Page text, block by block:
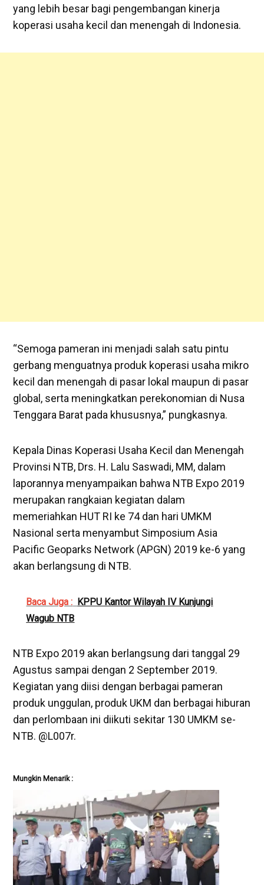
yang lebih besar bagi pengembangan kinerja
koperasi usaha kecil dan menengah di Indonesia.
“Semoga pameran ini menjadi salah satu pintu
gerbang menguatnya produk koperasi usaha mikro
kecil dan menengah di pasar lokal maupun di pasar
global, serta meningkatkan perekonomian di Nusa
Tenggara Barat pada khususnya,” pungkasnya.
Kepala Dinas Koperasi Usaha Kecil dan Menengah
Provinsi NTB, Drs. H. Lalu Saswadi, MM, dalam
laporannya menyampaikan bahwa NTB Expo 2019
merupakan rangkaian kegiatan dalam
memeriahkan HUT RI ke 74 dan hari UMKM
Nasional serta menyambut Simposium Asia
Pacific Geoparks Network (APGN) 2019 ke-6 yang
akan berlangsung di NTB.
Baca Juga : KPPU Kantor Wilayah IV Kunjungi
Wagub NTB
NTB Expo 2019 akan berlangsung dari tanggal 29
Agustus sampai dengan 2 September 2019.
Kegiatan yang diisi dengan berbagai pameran
produk unggulan, produk UKM dan berbagai hiburan
dan perlombaan ini diikuti sekitar 130 UMKM se-
NTB. @L007r.
Mungkin Menarik :